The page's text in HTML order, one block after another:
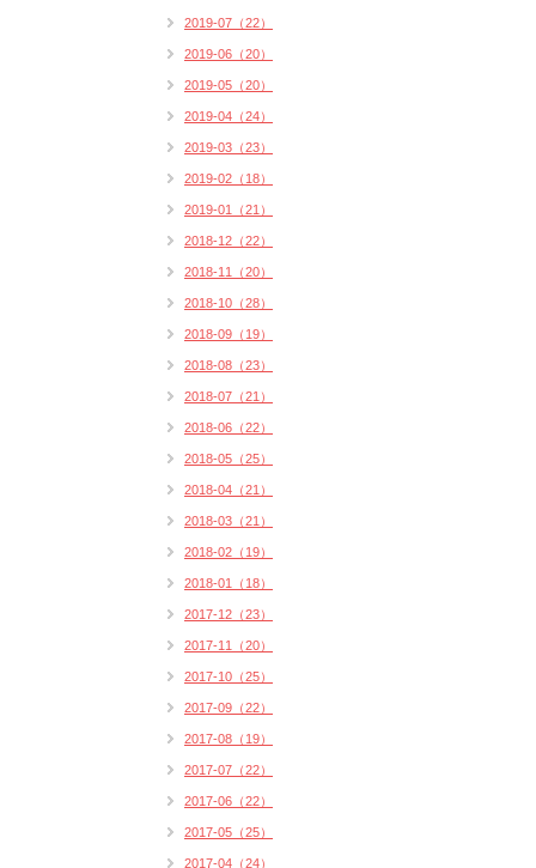
2019-07（22）
2019-06（20）
2019-05（20）
2019-04（24）
2019-03（23）
2019-02（18）
2019-01（21）
2018-12（22）
2018-11（20）
2018-10（28）
2018-09（19）
2018-08（23）
2018-07（21）
2018-06（22）
2018-05（25）
2018-04（21）
2018-03（21）
2018-02（19）
2018-01（18）
2017-12（23）
2017-11（20）
2017-10（25）
2017-09（22）
2017-08（19）
2017-07（22）
2017-06（22）
2017-05（25）
2017-04（24）